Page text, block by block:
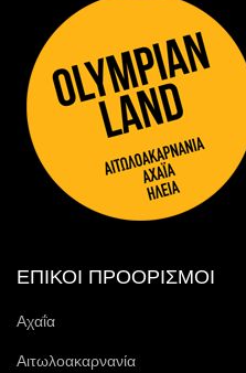
ΕΠΙΚΟΙ ΠΡΟΟΡΙΣΜΟΙ
Αχαΐα
Αιτωλοακαρνανία